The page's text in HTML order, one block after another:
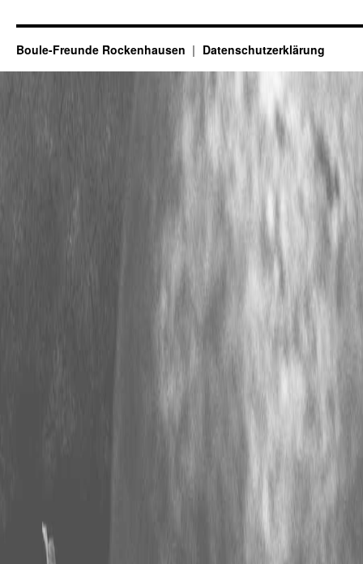
Boule-Freunde Rockenhausen Datenschutzerklärung